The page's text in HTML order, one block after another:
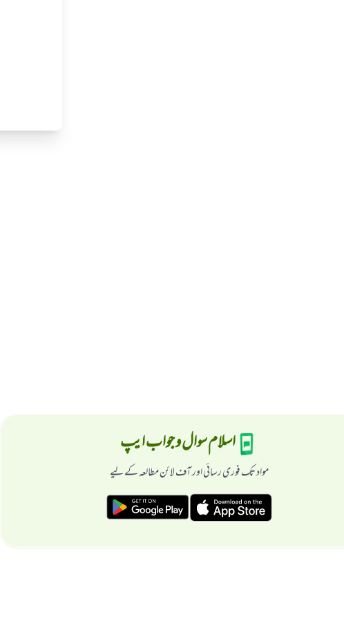
اسلام سوال و جواب ایپ
مواد تک فوری رسائی اور آف لائن مطالعہ کے لیے